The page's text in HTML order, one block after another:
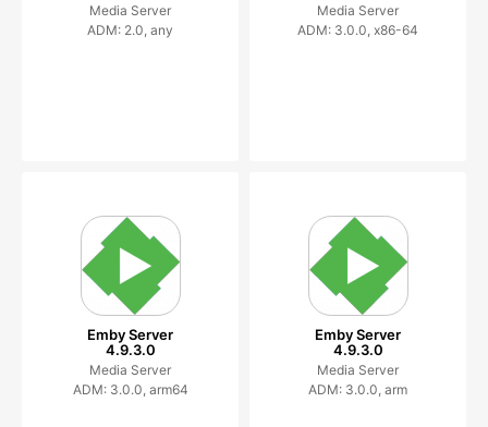
Media Server
ADM: 2.0, any
Media Server
ADM: 3.0.0, x86-64
Emby Server
4.9.3.0
Media Server
ADM: 3.0.0, arm64
Emby Server
4.9.3.0
Media Server
ADM: 3.0.0, arm